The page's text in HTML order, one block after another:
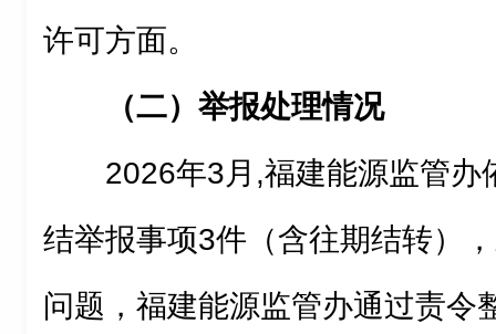
许可方面。
（二）举报处理情况
2026年3月,福建能源监管办
结举报事项3件（含往期结转）
问题，福建能源监管办通过责令